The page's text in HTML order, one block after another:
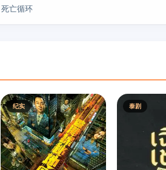
死亡循环
纪实 泰剧